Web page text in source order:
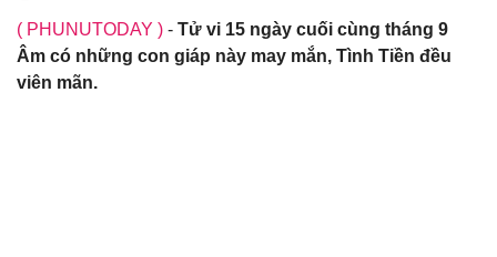
( PHUNUTODAY ) - Tử vi 15 ngày cuối cùng tháng 9
Âm có những con giáp này may mắn, Tình Tiền đều
viên mãn.